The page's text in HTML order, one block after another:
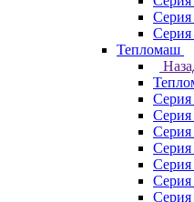
Тепломаш
Серия
Серия
Серия
Серия
Серия
Серия
Серия